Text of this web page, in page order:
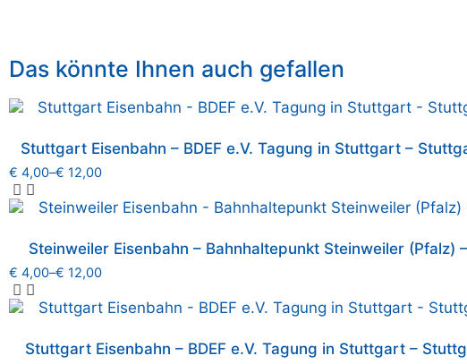
Das könnte Ihnen auch gefallen
Stuttgart Eisenbahn – BDEF e.V. Tagung in Stuttgart –
€ 4,00–€ 12,00
Steinweiler Eisenbahn – Bahnhaltepunkt Steinweiler (Pfalz)
€ 4,00–€ 12,00
Stuttgart Eisenbahn – BDEF e.V. Tagung in Stuttgart –